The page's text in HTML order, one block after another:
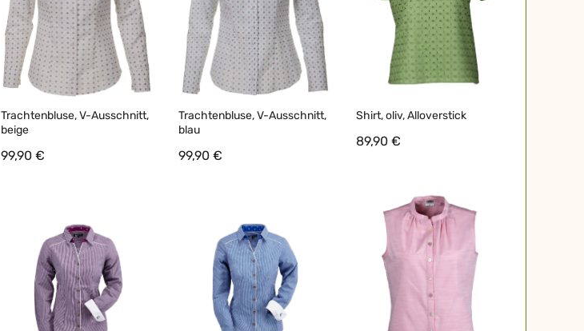
Trachtenbluse, V-Ausschnitt,
beige
99,90 €
Trachtenbluse, V-Ausschnitt,
blau
99,90 €
Shirt, oliv, Alloverstick
89,90 €